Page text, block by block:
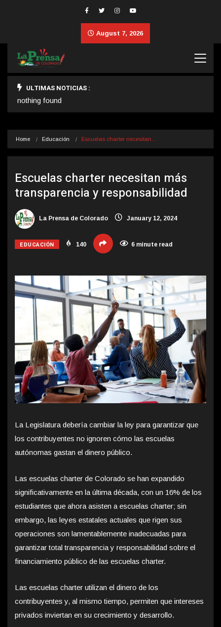
August 7, 2026
ULTIMAS NOTICIAS :
nothing found
Home Educación Escuelas charter necesitan…
Escuelas charter necesitan más
transparencia y responsabilidad
La Prensa de Colorado January 12, 2024
EDUCACIÓN 140 6 minute read
La Legislatura debería cambiar la ley para garantizar que
los contribuyentes no ignoren cómo las escuelas
autónomas gastan el dinero público.
Las escuelas charter de Colorado se han expandido
significativamente en la última década, con un 16% de los
estudiantes que ahora asisten a escuelas charter; sin
embargo, las leyes estatales actuales que rigen sus
operaciones son lamentablemente inadecuadas para
garantizar total transparencia y responsabilidad sobre el
financiamiento público de las escuelas charter.
Las escuelas charter utilizan el dinero de los
contribuyentes y, al mismo tiempo, permiten que intereses
privados inviertan en su crecimiento y desarrollo.